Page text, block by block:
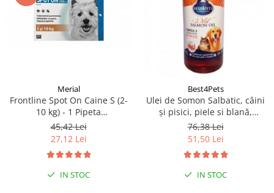
Merial
Frontline Spot On Caine S (2-
10 kg) - 1 Pipeta
Antiparazitara (fipronil)
45,42 Lei
27,12 Lei
IN STOC
Best4Pets
Ulei de Somon Salbatic, câini
și pisici, piele si blană,
76,38 Lei
51,50 Lei
IN STOC